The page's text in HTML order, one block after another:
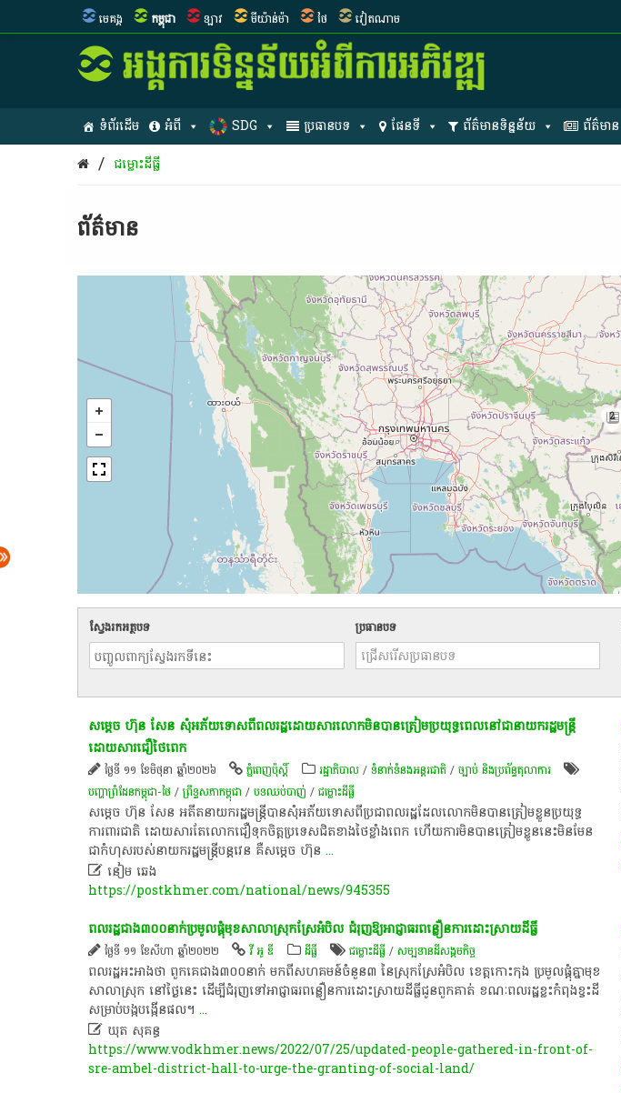
មេគង្គ កម្ពុជា ឡាវ មីយ៉ាន់ម៉ា ថៃ វៀតណាម
ទំព័រដើម អំពី SDG ប្រធានបទ ផែនទី ព័ត៌មានទិន្នន័យ ព័ត៌មាន
/ ជម្លោះ​ដីធ្លី
ព័ត៌មាន​
2
ស្វែងរកអត្ថបទ ប្រធានបទ
សម្ដេច​ ហ៊ុន​ សែន​ សុំ​អភ័យទោស​ពី​ពលរដ្ឋ​ដោយសារ​លោក​មិន​បាន​ត្រៀមប្រយុទ្ធ​ពេល​នៅ​ជា​នាយក​រដ្ឋមន្ត្រី​
ដោយសារ​ជឿ​ថៃ​ពេក​
ថ្ងៃទី ១១ ខែមិថុនា ឆ្នាំ២០២៦ ភ្នំពេញប៉ុស្តិ៍ រដ្ឋាភិបាល/ទំនាក់ទំនងអន្តរជាតិ/ច្បាប់ និងប្រព័ន្ធតុលាការ
បញ្ហាព្រំដែនកម្ពុជា-ថៃ /ព្រឹទ្ធសភាកម្ពុជា /បទ​ឈប់​បាញ់ /ជម្លោះ​ដីធ្លី
សម្ដេច​ ហ៊ុន​ សែន​ អតីត​នាយក​រដ្ឋមន្ត្រី​បាន​សុំ​អភ័យទោស​ពី​ប្រជាពលរដ្ឋ​ដែល​លោក​មិន​បាន​ត្រៀមខ្លួន​ប្រយុទ្ធ​
ការពារ​ជាតិ​ ដោយសារ​តែ​លោក​ជឿ​ទុកចិត្ត​ប្រទេស​ជិតខាង​ថៃ​ខ្លាំង​ពេក​ ហើយ​ការ​មិន​បាន​ត្រៀមខ្លួន​នេះ​មិនមែន​
ជា​កំហុស​របស់​នាយក​រដ្ឋមន្ត្រី​បន្តវេន​ គឺ​សម្ដេច​ ហ៊ុន ...
នៀម ឆេង
https://postkhmer.com/national/news/945355
ពលរដ្ឋ​ជាង​៣០០នាក់​ប្រមូលផ្ដុំ​មុខ​សាលាស្រុក​ស្រែអំបិល ជំរុញ​ឱ្យ​អាជ្ញាធរ​ពន្លឿន​ការ​ដោះស្រាយ​ដីធ្លី
ថ្ងៃទី ១១ ខែសីហា ឆ្នាំ២០២២ វី អូ ឌី ដីធ្លី ជម្លោះ​ដីធ្លី/សម្បទានដីសង្គមកិច្ច
ពលរដ្ឋ​អះ​អាង​​​ថា ពួកគេជាង៣០០នាក់ មកពីសហគមន៍ចំនួន៣ នៃស្រុកស្រែអំបិល ខេត្តកោះកុង ប្រមូលផ្ដុំគ្នាមុខ​
សាលាស្រុក​ នៅ​ថ្ងៃ​នេះ ដើម្បីជំរុញទៅអាជ្ញាធរពន្លឿនការដោះស្រាយដីធ្លីជូនពួកគាត់ ខណៈពលរដ្ឋខ្លះកំពុងខ្វះដី
សម្រាប់​បង្កបង្កើន​ផល។ ...
ឃុត សុគន្ធ
https://www.vodkhmer.news/2022/07/25/updated-people-gathered-in-front-of-
sre-ambel-district-hall-to-urge-the-granting-of-social-land/